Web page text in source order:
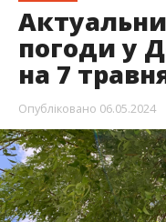
погоди у
на 7
Опубліковано 06.05.2024